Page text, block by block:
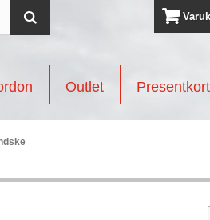
Outlet Presentkort